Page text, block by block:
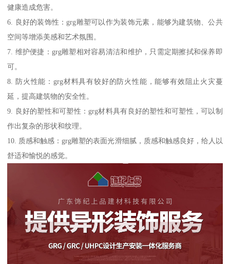
健康造成危害。
6. 良好的装饰性：grg雕塑可以作为装饰元素，能够为建筑物、公共
空间等增添美感和艺术氛围。
7. 维护便捷：grg雕塑相对容易清洁和维护，只需定期擦拭和保养即
可。
8. 防火性能：grg材料具有较好的防火性能，能够有效阻止火灾蔓
延，提高建筑物的安全性。
9. 良好的塑性和可塑性：grg材料具有良好的塑性和可塑性，可以制
作出复杂的形状和纹理。
10. 质感和触感：grg雕塑的表面光滑细腻，质感和触感良好，给人以
舒适和愉悦的感觉。